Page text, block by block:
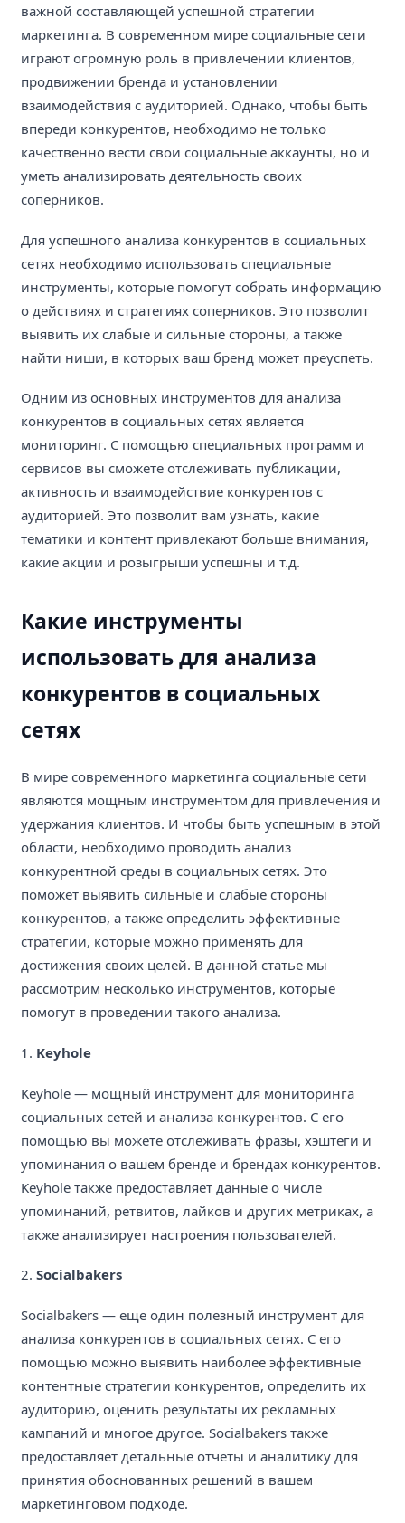
важной составляющей успешной стратегии
маркетинга. В современном мире социальные сети
играют огромную роль в привлечении клиентов,
продвижении бренда и установлении
взаимодействия с аудиторией. Однако, чтобы быть
впереди конкурентов, необходимо не только
качественно вести свои социальные аккаунты, но и
уметь анализировать деятельность своих
соперников.
Для успешного анализа конкурентов в социальных
сетях необходимо использовать специальные
инструменты, которые помогут собрать информацию
о действиях и стратегиях соперников. Это позволит
выявить их слабые и сильные стороны, а также
найти ниши, в которых ваш бренд может преуспеть.
Одним из основных инструментов для анализа
конкурентов в социальных сетях является
мониторинг. С помощью специальных программ и
сервисов вы сможете отслеживать публикации,
активность и взаимодействие конкурентов с
аудиторией. Это позволит вам узнать, какие
тематики и контент привлекают больше внимания,
какие акции и розыгрыши успешны и т.д.
Какие инструменты
использовать для анализа
конкурентов в социальных
сетях
В мире современного маркетинга социальные сети
являются мощным инструментом для привлечения и
удержания клиентов. И чтобы быть успешным в этой
области, необходимо проводить анализ
конкурентной среды в социальных сетях. Это
поможет выявить сильные и слабые стороны
конкурентов, а также определить эффективные
стратегии, которые можно применять для
достижения своих целей. В данной статье мы
рассмотрим несколько инструментов, которые
помогут в проведении такого анализа.
1. Keyhole
Keyhole — мощный инструмент для мониторинга
социальных сетей и анализа конкурентов. С его
помощью вы можете отслеживать фразы, хэштеги и
упоминания о вашем бренде и брендах конкурентов.
Keyhole также предоставляет данные о числе
упоминаний, ретвитов, лайков и других метриках, а
также анализирует настроения пользователей.
2. Socialbakers
Socialbakers — еще один полезный инструмент для
анализа конкурентов в социальных сетях. С его
помощью можно выявить наиболее эффективные
контентные стратегии конкурентов, определить их
аудиторию, оценить результаты их рекламных
кампаний и многое другое. Socialbakers также
предоставляет детальные отчеты и аналитику для
принятия обоснованных решений в вашем
маркетинговом подходе.